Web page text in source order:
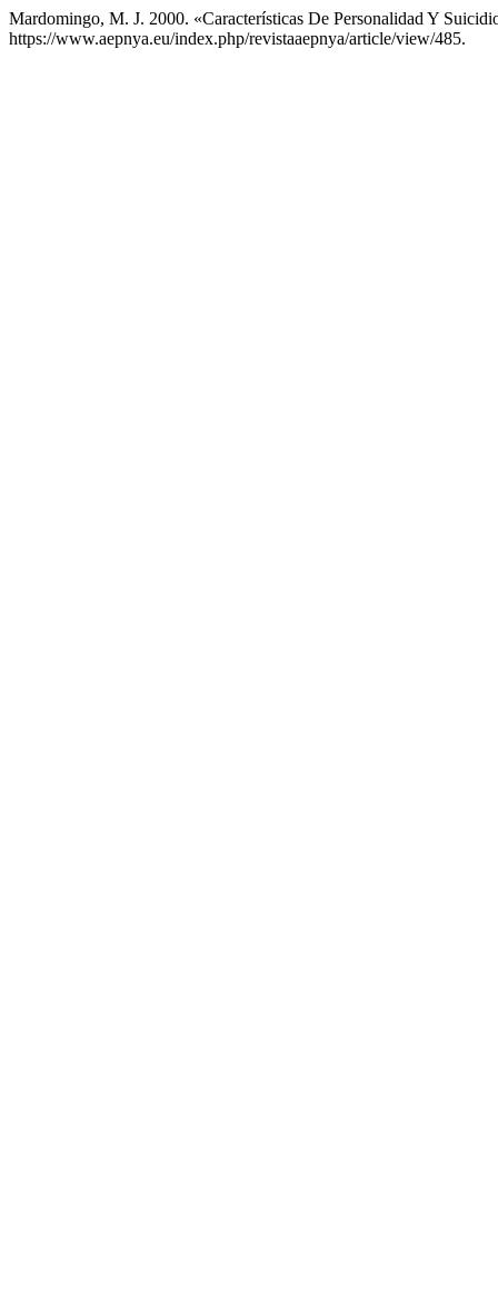
Mardomingo, M. J. 2000. «Características De Personalidad Y
https://www.aepnya.eu/index.php/revistaaepnya/article/view/485.